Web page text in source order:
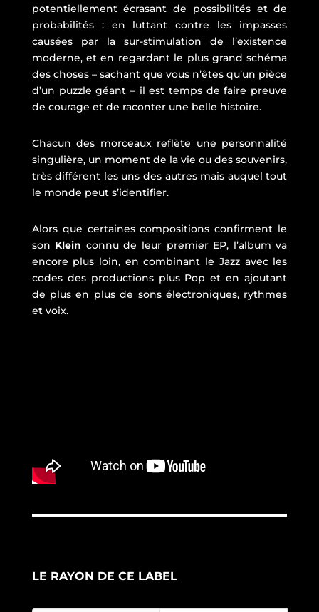
potentiellement écrasant de possibilités et de
probabilités : en luttant contre les impasses
causées par la sur-stimulation de l’existence
moderne, et en regardant le plus grand schéma
des choses – sachant que vous n’êtes qu’un pièce
d’un puzzle géant – il est temps de faire preuve
de courage et de raconter une belle histoire.
Chacun des morceaux reflète une personnalité
singulière, un moment de la vie ou des souvenirs,
très différent les uns des autres mais auquel tout
le monde peut s’identifier.
Alors que certaines compositions confirment le
son Klein connu de leur premier EP, l’album va
encore plus loin, en combinant le Jazz avec les
codes des productions plus Pop et en ajoutant
de plus en plus de sons électroniques, rythmes
et voix.
LE RAYON DE CE LABEL